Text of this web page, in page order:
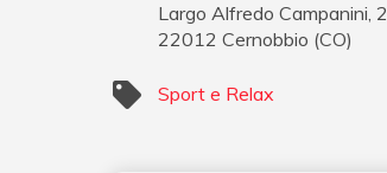
Largo Alfredo Campanini, 2
22012 Cernobbio (CO)
Sport e Relax